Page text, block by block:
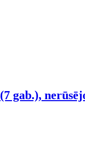
(7 gab.),